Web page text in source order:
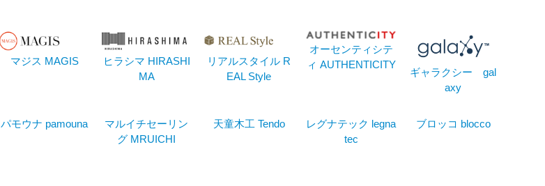
マジス MAGIS
ヒラシマ HIRASHI
MA
リアルスタイル R
EAL Style
オーセンティシテ
ィ AUTHENTICITY
ギャラクシー gal
axy
パモウナ pamouna
マルイチセーリン
グ MRUICHI
天童木工 Tendo
レグナテック legna
tec
ブロッコ blocco